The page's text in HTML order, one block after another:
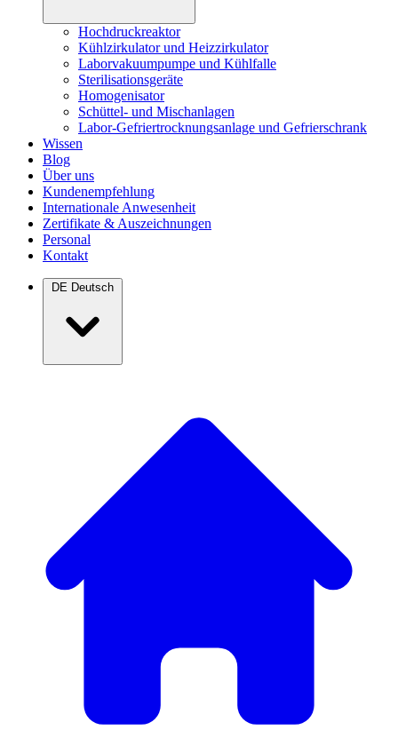
Hochdruckreaktor
Kühlzirkulator und Heizzirkulator
Laborvakuumpumpe und Kühlfalle
Sterilisationsgeräte
Homogenisator
Schüttel- und Mischanlagen
Labor-Gefriertrocknungsanlage und Gefrierschrank
Wissen
Blog
Über uns
Kundenempfehlung
Internationale Anwesenheit
Zertifikate & Auszeichnungen
Personal
Kontakt
DE Deutsch